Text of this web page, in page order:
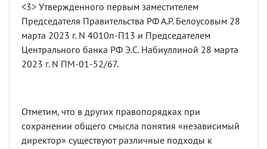
<3> Утвержденного первым заместителем
Председателя Правительства РФ А.Р. Белоусовым 28
марта 2023 г. N 4010п-П13 и Председателем
Центрального банка РФ Э.С. Набиуллиной 28 марта
2023 г. N ПМ-01-52/67.
Отметим, что в других правопорядках при
сохранении общего смысла понятия «независимый
директор» существуют различные подходы к